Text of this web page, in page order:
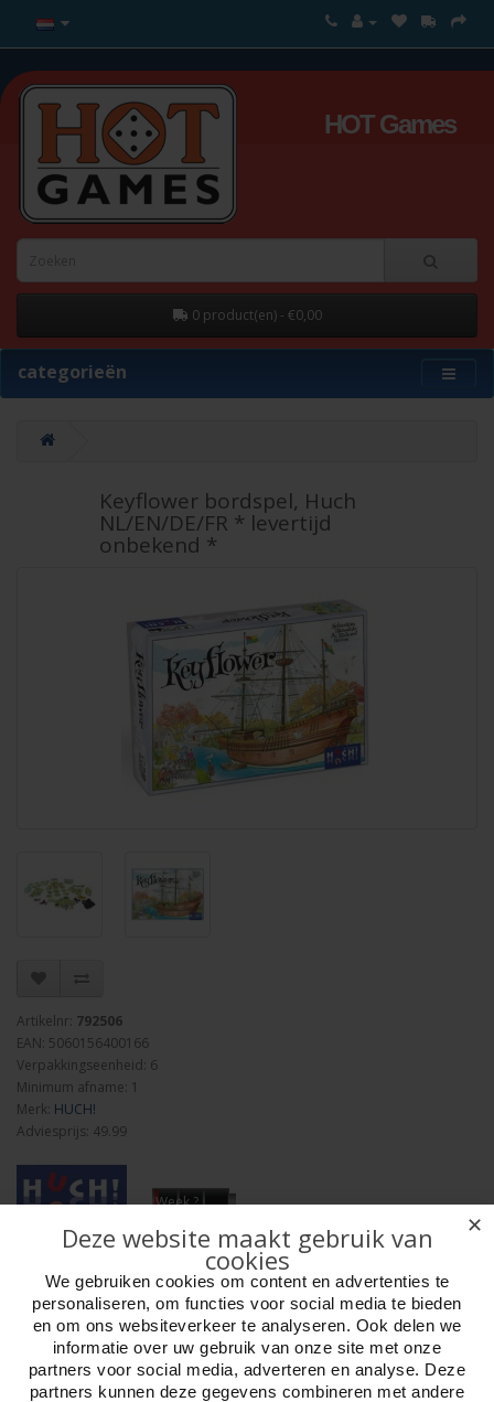
HOT Games
0 product(en) - €0,00
categorieën
Keyflower bordspel, Huch
NL/EN/DE/FR * levertijd
onbekend *
Artikelnr: 792506
EAN: 5060156400166
Verpakkingseenheid: 6
Minimum afname: 1
Merk: HUCH!
Adviesprijs: 49.99
Week ?
Aantal
Bestellen
✕
Deze website maakt gebruik van
cookies
We gebruiken cookies om content en advertenties te
personaliseren, om functies voor social media te bieden
en om ons websiteverkeer te analyseren. Ook delen we
informatie over uw gebruik van onze site met onze
partners voor social media, adverteren en analyse. Deze
partners kunnen deze gegevens combineren met andere